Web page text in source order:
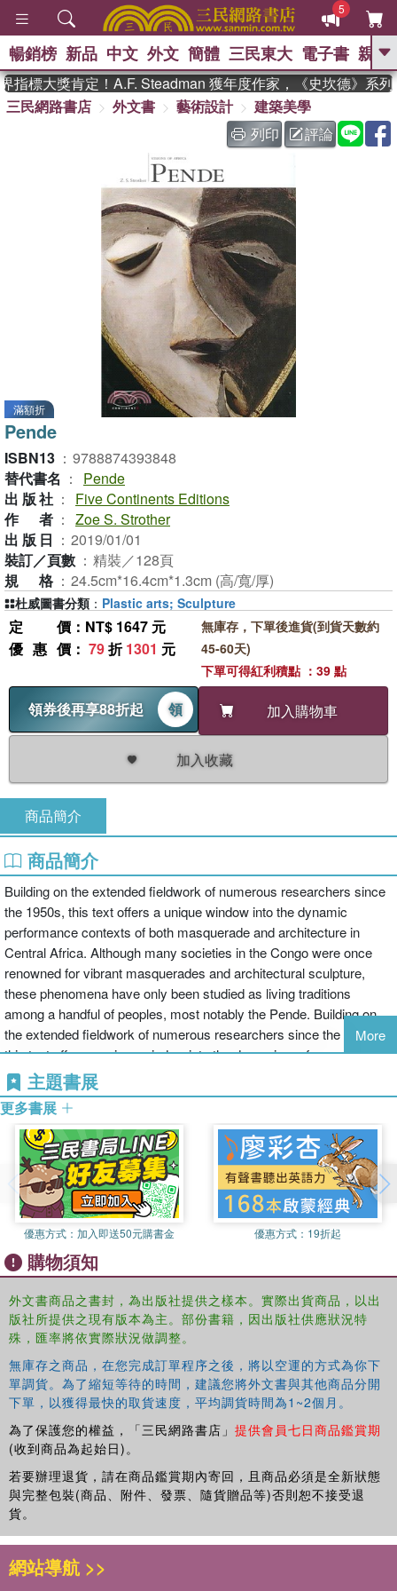
5
GO
熱搜： 東野圭吾 、 The Odyssey
、 如果歷史是一群喵 、 暑期
國際布克獎 臺灣漫遊錄 、 方
念華
、 台灣的李登輝時代
孩：黎曼猜想
暢銷榜 新品 中文 外文 簡體 三民東大 電子書 親子
標大獎肯定！A.F. Steadman 獲年度作家，《史坎德》系列
三民網路書店
外文書 藝術設計
建築美學
列印
評論
滿額折
Pende
ISBN13 ： 9788874393848
替代書名 ：
Pende
出版社 ：
Five Continents Editions
作者 ： Zoe S. Strother
出版日 ： 2019/01/01
裝訂／頁數 ： 精裝／128頁
規格 ： 24.5cm*16.4cm*1.3cm (高/寬/厚)
定價 ：NT$ 1647 元
優惠價 ： 79折1301 元
領券後再享88折起 領 加入購物車
加入收藏
無庫存，下單後進貨(到貨天數約
45-60天)
下單可得紅利積點 ：39 點
杜威圖書分類 ： Plastic arts; Sculpture
商品簡介
商品簡介
Building on the extended fieldwork of numerous researchers since
the 1950s, this text offers a unique window into the dynamic
performance contexts of both masquerade and architecture in
Central Africa. Although many societies in the Congo were once
renowned for vibrant masquerades and architectural sculpture,
these phenomena have only been studied as living traditions
among a handful of peoples, most notably the Pende. Building on
the extended fieldwork of numerous researchers since the 1950s,
this text offers a unique window into the dynamic performance
contexts of both masquerade and architecture in Central Africa. As
much as possible, it privileges Pende voices and seeks to
understand the inter-relationship between ritual practice and
aesthetic form. Attentive to history, the text also shows these
artistic practices have responded (sometimes unpredictably) to
both colonial and post-colonial pressure. Lavish illustrations feature
both iconic and hitherto unpublished masterworks, which have
been selected to evoke the full range of Pende expression.
More
主題書展
更多書展
優惠方式： 加入即送50元購書金 優惠方式： 19折起
購物須知
外文書商品之書封，為出版社提供之樣本。實際出貨商品，以出
版社所提供之現有版本為主。部份書籍，因出版社供應狀況特
殊，匯率將依實際狀況做調整。
無庫存之商品，在您完成訂單程序之後，將以空運的方式為你下
單調貨。為了縮短等待的時間，建議您將外文書與其他商品分開
下單，以獲得最快的取貨速度，平均調貨時間為1~2個月。
為了保護您的權益，「三民網路書店」 提供會員七日商品鑑賞期
(收到商品為起始日)。
若要辦理退貨，請在商品鑑賞期內寄回，且商品必須是全新狀態
與完整包裝(商品、附件、發票、隨貨贈品等)否則恕不接受退
貨。
網站導航 >>